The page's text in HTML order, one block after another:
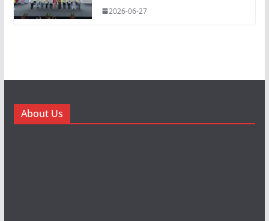
2026-06-27
About Us